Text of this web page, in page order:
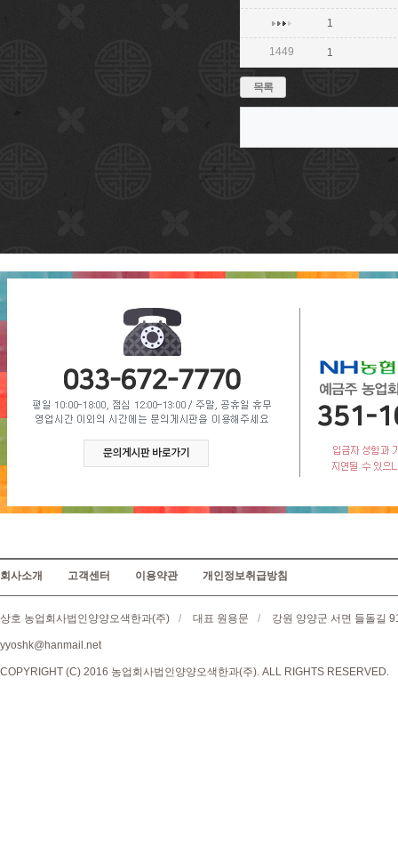
1
1449 1
목록
회사소개 고객센터 이용약관 개인정보취급방침
상호 농업회사법인양양오색한과(주) / 대표 원용문 / 강원 양양군 서면 들돌길
yyoshk@hanmail.net
COPYRIGHT (C) 2016 농업회사법인양양오색한과(주). ALL RIGHTS RESERVED.